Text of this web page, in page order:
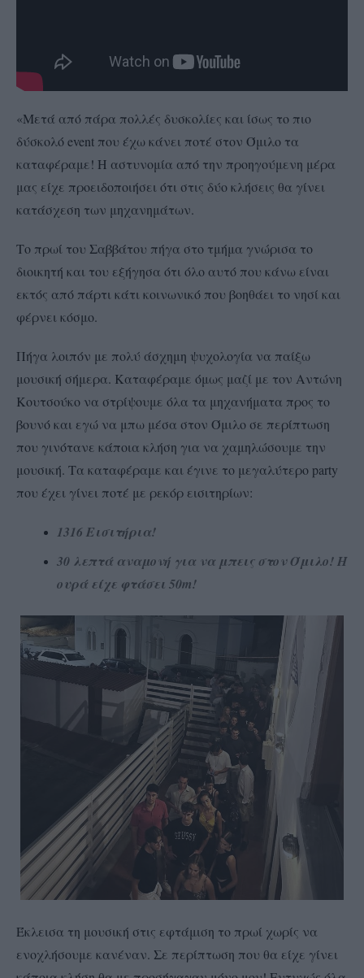
«Μετά από πάρα πολλές δυσκολίες και ίσως το πιο
δύσκολό event που έχω κάνει ποτέ στον Όμιλο τα
καταφέραμε! Η αστυνομία από την προηγούμενη μέρα
μας είχε προειδοποιήσει ότι στις δύο κλήσεις θα γίνει
κατάσχεση των μηχανημάτων.
Το πρωί του Σαββάτου πήγα στο τμήμα γνώρισα το
διοικητή και του εξήγησα ότι όλο αυτό που κάνω είναι
εκτός από πάρτι κάτι κοινωνικό που βοηθάει το νησί και
φέρνει κόσμο.
Πήγα λοιπόν με πολύ άσχημη ψυχολογία να παίξω
μουσική σήμερα. Καταφέραμε όμως μαζί με τον Αντώνη
Κουτσούκο να στρίψουμε όλα τα μηχανήματα προς το
βουνό και εγώ να μπω μέσα στον Όμιλο σε περίπτωση
που γινότανε κάποια κλήση για να χαμηλώσουμε την
μουσική. Τα καταφέραμε και έγινε το μεγαλύτερο party
που έχει γίνει ποτέ με ρεκόρ εισιτηρίων:
1316 Εισιτήρια!
30 λεπτά αναμονή για να μπεις στον Όμιλο! Η
ουρά είχε φτάσει 50m!
Έκλεισα τη μουσική στις εφτάμιση το πρωί χωρίς να
ενοχλήσουμε κανέναν. Σε περίπτωση που θα είχε γίνει